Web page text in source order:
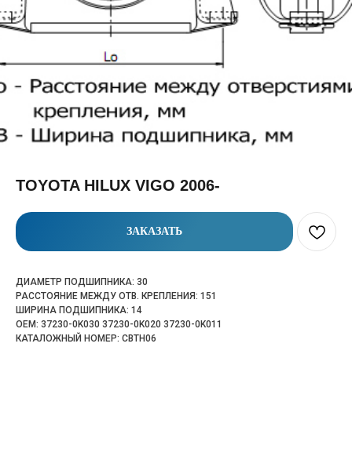
TOYOTA HILUX VIGO 2006-
ЗАКАЗАТЬ
ДИАМЕТР ПОДШИПНИКА: 30
РАССТОЯНИЕ МЕЖДУ ОТВ. КРЕПЛЕНИЯ: 151
ШИРИНА ПОДШИПНИКА: 14
OEM: 37230-0K030 37230-0K020 37230-0K011
КАТАЛОЖНЫЙ НОМЕР: CBTH06